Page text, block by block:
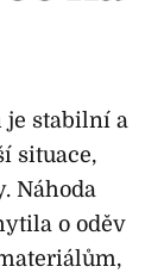
je stabilní a
situace,
Náhoda
o oděv